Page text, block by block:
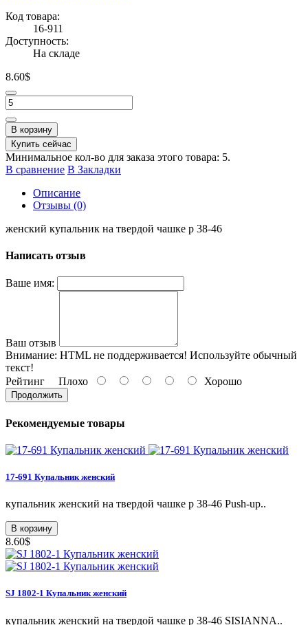
Код товара:
16-911
Доступность:
На складе
8.60$
В корзину
Купить сейчас
Минимальное кол-во для заказа этого товара: 5.
В сравнение В Закладки
Описание
Отзывы (0)
женский купальник на твердой чашке р 38-46
Написать отзыв
Ваше имя:
Ваш отзыв
Внимание: HTML не поддерживается! Используйте обычный
текст!
Рейтинг Плохо Хорошо
Продолжить
Рекомендуемые товары
17-691 Купальник женский
купальник женский на твердой чашке р 38-46 Push-up..
В корзину
8.60$
SJ 1802-1 Купальник женский
купальник женский на твердой чашке р 38-46 SISIANNA..